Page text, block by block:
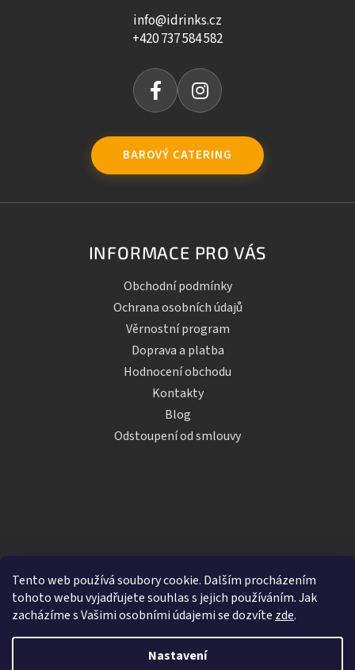
Tento web používá soubory cookie. Dalším procházením
tohoto webu vyjadřujete souhlas s jejich používáním. Jak
zacházíme s Vašimi osobními údajemi se dozvíte zde.
Nastavení
info@idrinks.cz
+420 737 584 582
BAROVÝ CATERING
INFORMACE PRO VÁS
Obchodní podmínky
Ochrana osobních údajů
Věrnostní program
Doprava a platba
Hodnocení obchodu
Kontakty
Blog
Odstoupení od smlouvy
Vytvořil Shoptet
iDRINKS.cz. Všechna práva vyhrazena.